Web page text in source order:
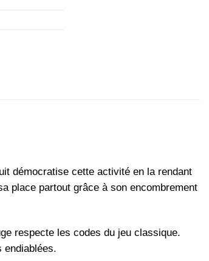
démocratise cette activité en la rendant
place partout grâce à son encombrement
respecte les codes du jeu classique.
endiablées.